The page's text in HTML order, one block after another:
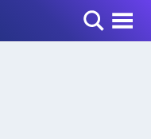
Toggle Menu